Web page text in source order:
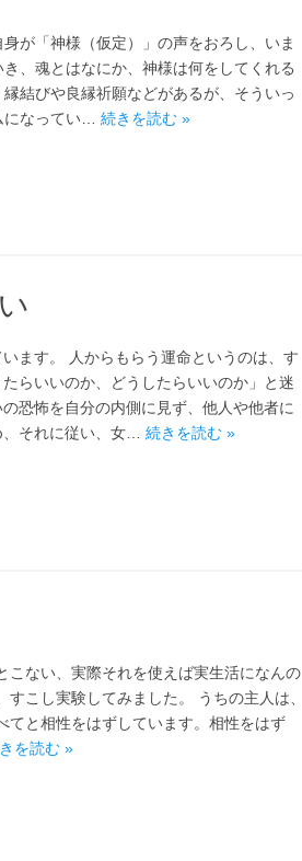
が「神様（仮定）」の声をおろし、いま
、魂とはなにか、神様は何をしてくれる
結びや良縁祈願などがあるが、そういっ
になってい… 続きを読む »
ます。 人からもらう運命というのは、す
らいいのか、どうしたらいいのか」と迷
恐怖を自分の内側に見ず、他人や他者に
、それに従い、女… 続きを読む »
こない、実際それを使えば実生活になんの
こし実験してみました。 うちの主人は、
てと相性をはずしています。相性をはず
を読む »